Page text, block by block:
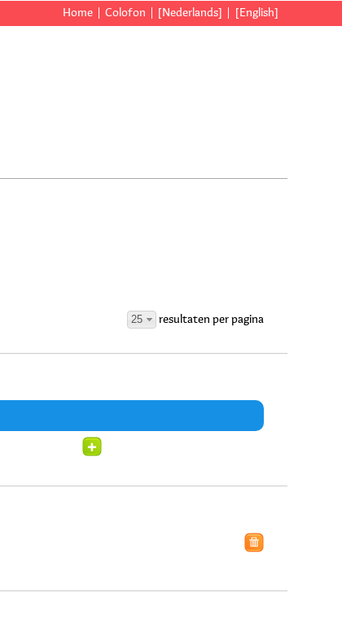
Home Colofon [Nederlands] [English]
25 resultaten per pagina